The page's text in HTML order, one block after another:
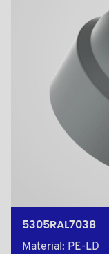
5305RAL7038
Material: PE-LD